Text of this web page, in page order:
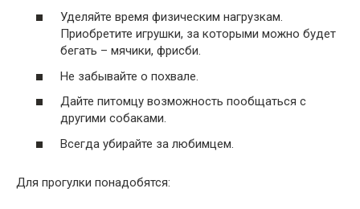
Уделяйте время физическим нагрузкам.
Приобретите игрушки, за которыми можно будет
бегать – мячики, фрисби.
Не забывайте о похвале.
Дайте питомцу возможность пообщаться с
другими собаками.
Всегда убирайте за любимцем.
Для прогулки понадобятся: